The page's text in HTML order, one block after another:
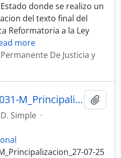
donde se realizo un
del texto final del
Reformatoria a la Ley
more
De Justicia y
005_An-Ncjf-2025-0031-M_Principalizacion_27-07-25 sesion 015 Justicia y Estructura del Estado
Simple ·
07-25